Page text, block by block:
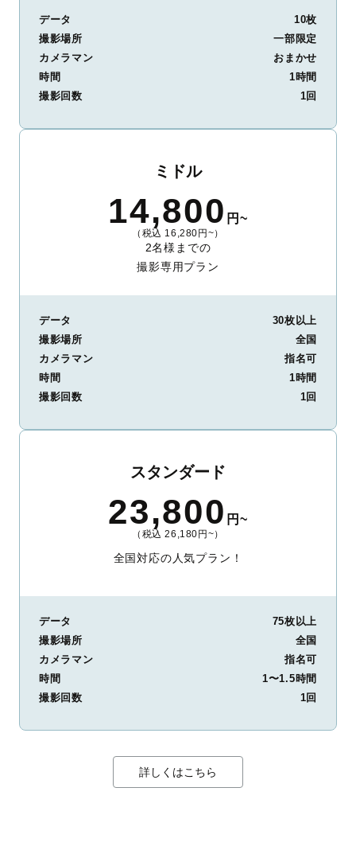
データ
10枚
撮影場所
一部限定
カメラマン
おまかせ
時間
1時間
撮影回数
1回
ミドル
14,800 円~
（税込 16,280円~）
2名様までの
撮影専用プラン
データ
30枚以上
撮影場所
全国
カメラマン
指名可
時間
1時間
撮影回数
1回
スタンダード
23,800 円~
（税込 26,180円~）
全国対応の人気プラン！
データ
75枚以上
撮影場所
全国
カメラマン
指名可
時間
1〜1.5時間
撮影回数
1回
詳しくはこちら